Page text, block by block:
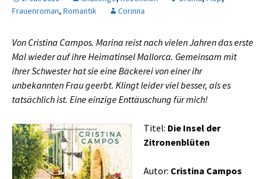
Frauenroman, Romantik Corinna
Von Cristina Campos. Marina reist nach vielen Jahren das erste
Mal wieder auf ihre Heimatinsel Mallorca. Gemeinsam mit
ihrer Schwester hat sie eine Bäckerei von einer ihr
unbekannten Frau geerbt. Klingt leider viel besser, als es
tatsächlich ist. Eine einzige Enttäuschung für mich!
Titel: Die Insel der
Zitronenblüten
Autor: Cristina Campos